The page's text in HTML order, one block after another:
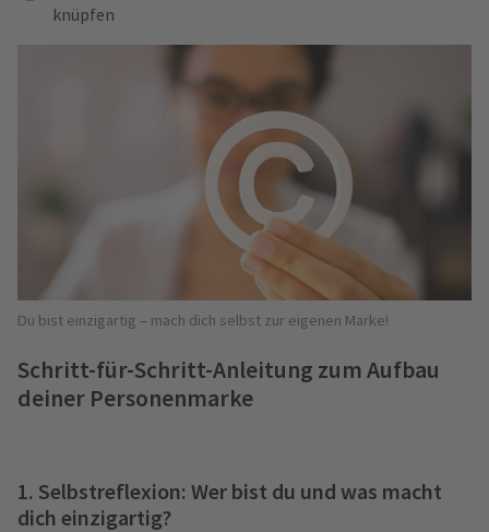
knüpfen
Du bist einzigartig – mach dich selbst zur eigenen Marke!
Schritt-für-Schritt-Anleitung zum Aufbau
deiner Personenmarke
1. Selbstreflexion: Wer bist du und was macht
dich einzigartig?